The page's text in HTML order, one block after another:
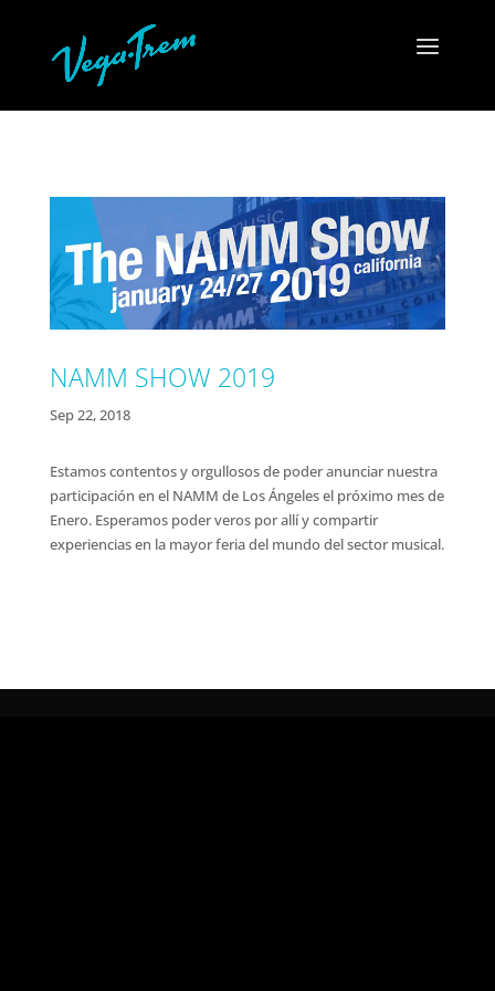
NAMM SHOW 2019
Sep 22, 2018
Estamos contentos y orgullosos de poder anunciar nuestra
participación en el NAMM de Los Ángeles el próximo mes de
Enero. Esperamos poder veros por allí y compartir
experiencias en la mayor feria del mundo del sector musical.